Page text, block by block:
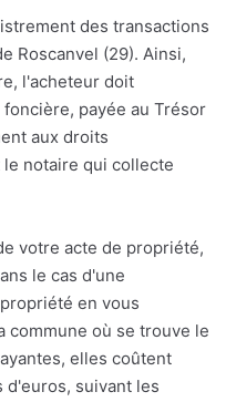
des transactions
Roscanvel (29). Ainsi,
l'acheteur doit
payée au Trésor
aux droits
notaire qui collecte
votre acte de propriété,
le cas d'une
en vous
commune où se trouve le
elles coûtent
d'euros, suivant les